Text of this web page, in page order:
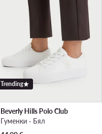
Trending
Beverly Hills Polo Club
Гуменки · Бял